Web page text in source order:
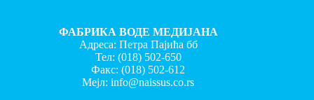
ФАБРИКА ВОДЕ МЕДИЈАНА
Адреса: Петра Пајића бб
Тел: (018) 502-650
Факс:(018) 502-612
Мејл:info@naissus.co.rs